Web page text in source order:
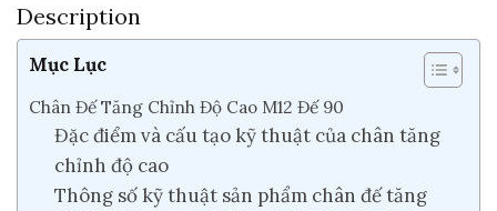
Description
Mục Lục
Chân Đế Tăng Chỉnh Độ Cao M12 Đế 90
Đặc điểm và cấu tạo kỹ thuật của chân tăng
chỉnh độ cao
Thông số kỹ thuật sản phẩm chân đế tăng